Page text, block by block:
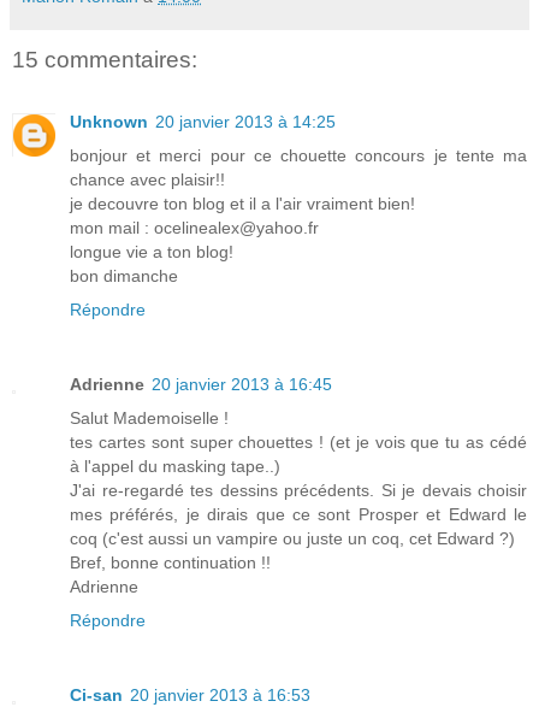
15 commentaires:
Unknown 20 janvier 2013 à 14:25
bonjour et merci pour ce chouette concours je tente ma
chance avec plaisir!!
je decouvre ton blog et il a l'air vraiment bien!
mon mail : ocelinealex@yahoo.fr
longue vie a ton blog!
bon dimanche
Répondre
Adrienne 20 janvier 2013 à 16:45
Salut Mademoiselle !
tes cartes sont super chouettes ! (et je vois que tu as cédé
à l'appel du masking tape..)
J'ai re-regardé tes dessins précédents. Si je devais choisir
mes préférés, je dirais que ce sont Prosper et Edward le
coq (c'est aussi un vampire ou juste un coq, cet Edward ?)
Bref, bonne continuation !!
Adrienne
Répondre
Ci-san 20 janvier 2013 à 16:53